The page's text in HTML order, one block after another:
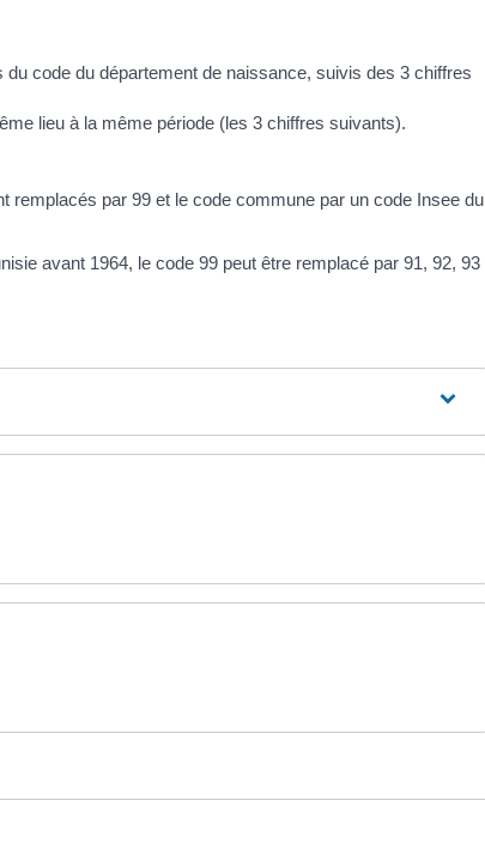
code du département de naissance, suivis des 3 chiffres
lieu à la même période (les 3 chiffres suivants).
remplacés par 99 et le code commune par un code Insee du
avant 1964, le code 99 peut être remplacé par 91, 92, 93